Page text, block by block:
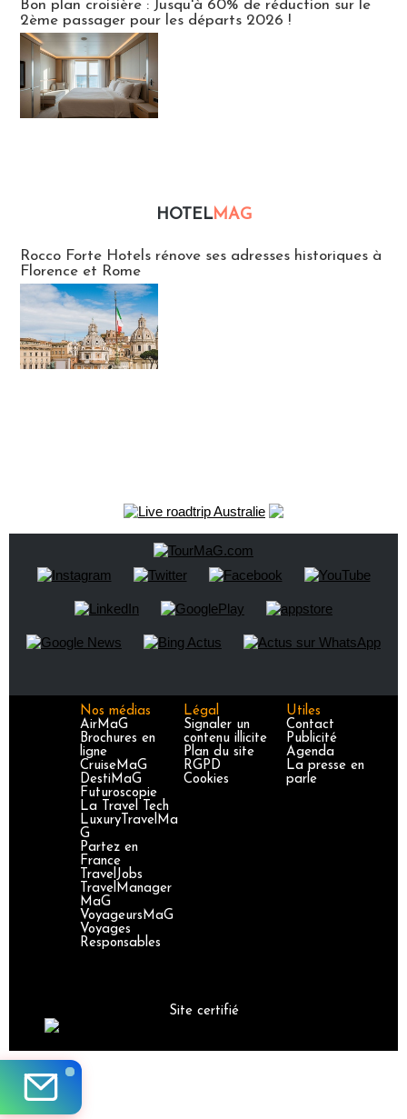
Bon plan croisière : Jusqu'à 60% de réduction sur le
2ème passager pour les départs 2026 !
HOTELMAG
Rocco Forte Hotels rénove ses adresses historiques à
Florence et Rome
Nos médias
AirMaG
Brochures en
ligne
CruiseMaG
DestiMaG
Futuroscopie
La Travel Tech
LuxuryTravelMa
G
Partez en
France
TravelJobs
TravelManager
MaG
VoyageursMaG
Voyages
Responsables
Légal
Signaler un
contenu illicite
Plan du site
RGPD
Cookies
Utiles
Contact
Publicité
Agenda
La presse en
parle
Site certifié